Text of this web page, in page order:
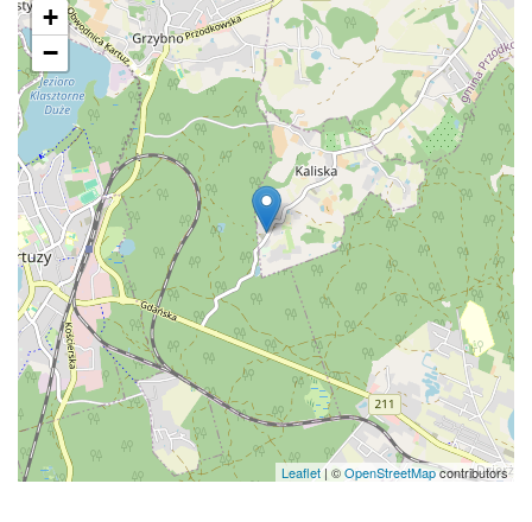
+
−
Leaflet| ©OpenStreetMapcontributors